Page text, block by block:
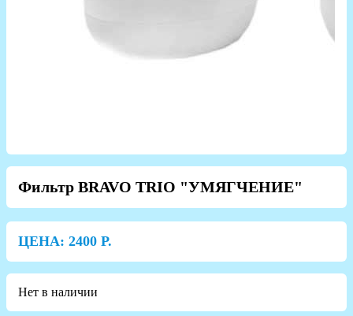
Фильтр BRAVO TRIO "УМЯГЧЕНИЕ"
ЦЕНА: 2400 Р.
Нет в наличии